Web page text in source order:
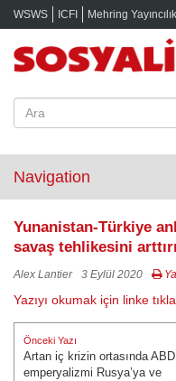
WSWS ICFI Mehring Yayıncılık
Navigation
Yunanistan-Türkiye
savaş tehlikesini
Alex Lantier 3 Eylül 2020
Yazıyı okumak için linke
Yazı
gezinmesi
Önceki Yazı
Önceki Yazı:
Artan iç krizin ortasında ABD
emperyalizmi Rusya’ya ve